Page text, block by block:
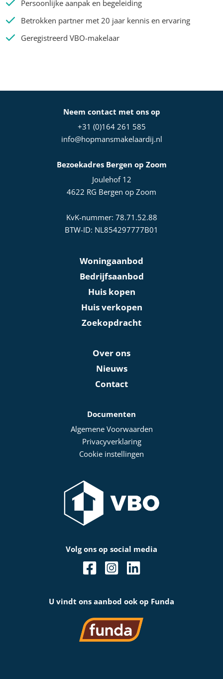
Persoonlijke aanpak en begeleiding
Betrokken partner met 20 jaar kennis en ervaring
Geregistreerd VBO-makelaar
Neem contact met ons op
+31 (0)164 261 585
info@hopmansmakelaardij.nl
Bezoekadres Bergen op Zoom
Joulehof 12
4622 RG Bergen op Zoom
KvK-nummer: 78.71.52.88
BTW-ID: NL854297777B01
Woningaanbod
Bedrijfsaanbod
Huis kopen
Huis verkopen
Zoekopdracht
Over ons
Nieuws
Contact
Documenten
Algemene Voorwaarden
Privacyverklaring
Cookie instellingen
Volg ons op social media
U vindt ons aanbod ook op Funda